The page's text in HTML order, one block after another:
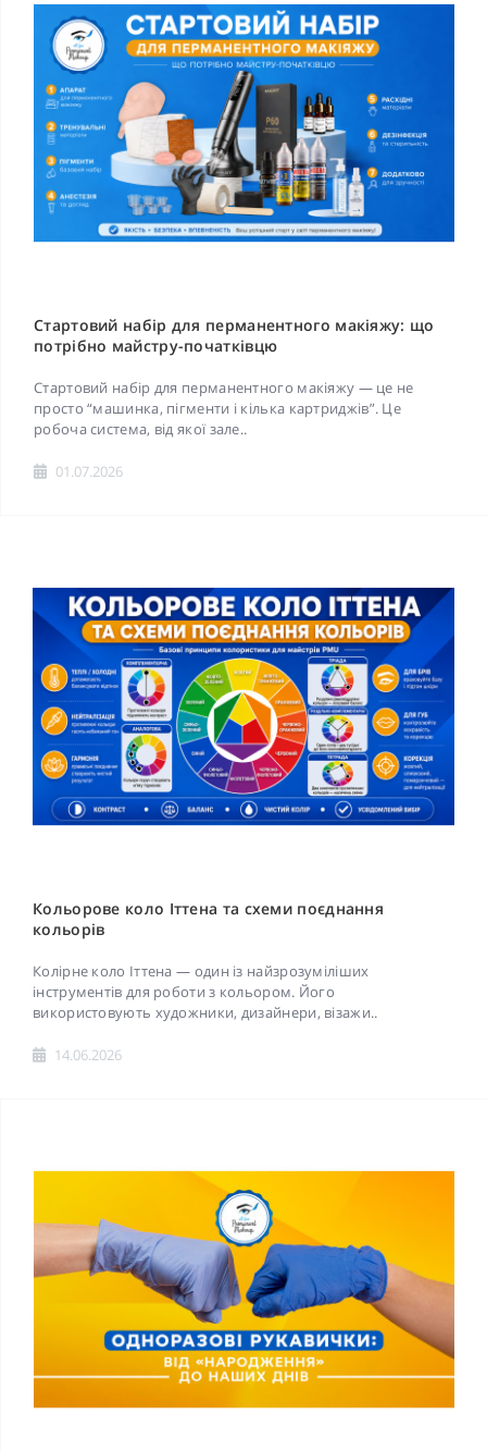
Стартовий набір для перманентного макіяжу: що
потрібно майстру-початківцю
Стартовий набір для перманентного макіяжу — це не
просто “машинка, пігменти і кілька картриджів”. Це
робоча система, від якої зале..
01.07.2026
Кольорове коло Іттена та схеми поєднання
кольорів
Колірне коло Іттена — один із найзрозуміліших
інструментів для роботи з кольором. Його
використовують художники, дизайнери, візажи..
14.06.2026